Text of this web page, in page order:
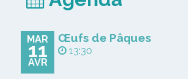
MAR
11
AVR
Œufs de Pâques
13:30